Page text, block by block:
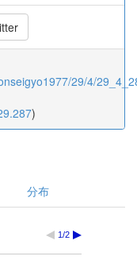
29/4/
)
分布
1/2